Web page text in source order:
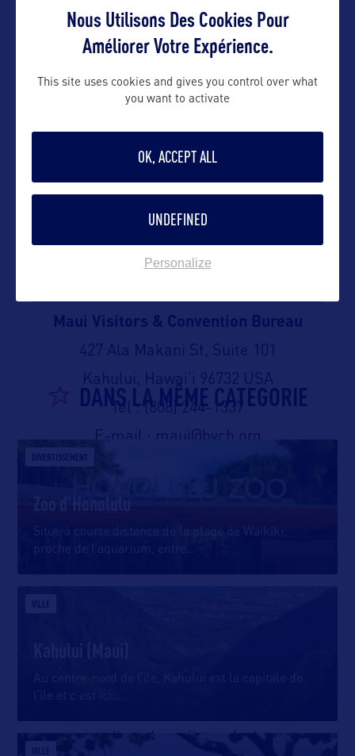
www.gohawaii.com/island-of-hawaii
KAUA’I
Kaua’i Visitors Bureau
4473 Pahe’e Street, Suite F
Tel : (808) 245-3971
E-mail : kauai@hvcb.org
Site internet :
media.gohawaii.com/kauai
Maui Visitors & Convention Bureau
427 Ala Makani St, Suite 101
Kahului, Hawai’i 96732 USA
Tel : (808) 244-1337
E-mail : maui@hvcb.org
Site internet :
O’AHU
Suivre
DANS LA MÊME CATEGORIE
DIVERTISSEMENT
Zoo d’Honolulu
Situé à courte distance de la plage de Waikiki,
proche de l’aquarium, entre
VILLE
VILLE
Nous Utilisons Des Cookies Pour
Améliorer Votre Expérience.
This site uses cookies and gives you control over what
you want to activate
OK, ACCEPT ALL
UNDEFINED
Personalize